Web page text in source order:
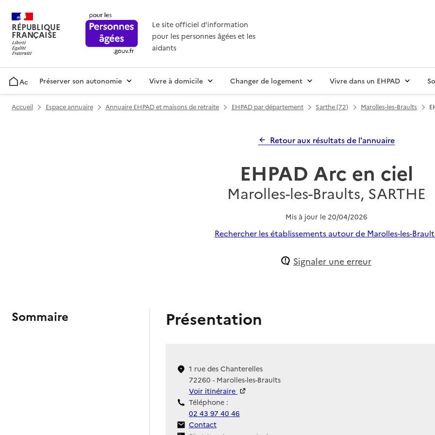
RÉPUBLIQUE
FRANÇAISE
Le site officiel d'information
pour les personnes âgées et les
aidants
AccueilPréserver son autonomie Vivre à domicile Changer de logement Vivre dans un EHPAD
Accueil Espace annuaire Annuaire EHPAD et maisons de retraite EHPAD par département Sarthe (72) Marolles-les-Braults
Retour aux résultats de l'annuaire
EHPAD Arc en ciel
Marolles-les-Braults, SARTHE
Mis à jour le 20/04/2026
Rechercher les établissements autour de Marolles-les-
Signaler une erreur
Sommaire Présentation
1 rue des Chanterelles
72260 - Marolles-les-Braults
Voir itinéraire
Téléphone :
02 43 97 40 46
Contact
Contact